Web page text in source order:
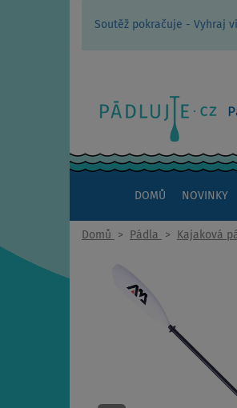
Soutěž pokračuje - Vyhraj
DOMŮ NOVINKY
Domů > Pádla > Kajaková